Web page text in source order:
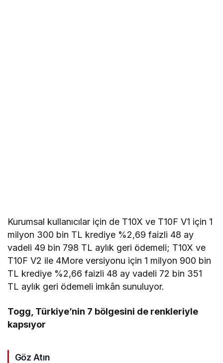
Kurumsal kullanıcılar için de T10X ve T10F V1 için 1
milyon 300 bin TL krediye %2,69 faizli 48 ay
vadeli 49 bin 798 TL aylık geri ödemeli; T10X ve
T10F V2 ile 4More versiyonu için 1 milyon 900 bin
TL krediye %2,66 faizli 48 ay vadeli 72 bin 351
TL aylık geri ödemeli imkân sunuluyor.
Togg, Türkiye’nin 7 bölgesini de renkleriyle
kapsıyor
Göz Atın